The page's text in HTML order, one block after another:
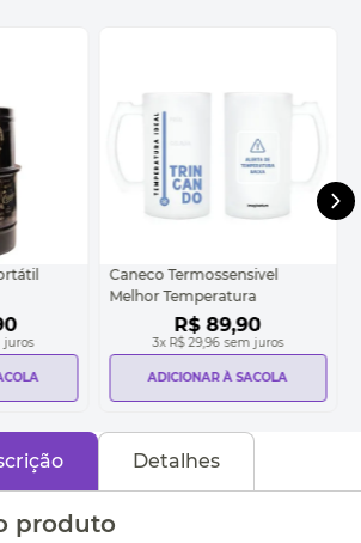
juros
Caneco Termossensivel
Melhor Temperatura
R$ 89,90
3x R$ 29,96 sem juros
ADICIONAR À SACOLA
Detalhes
produto